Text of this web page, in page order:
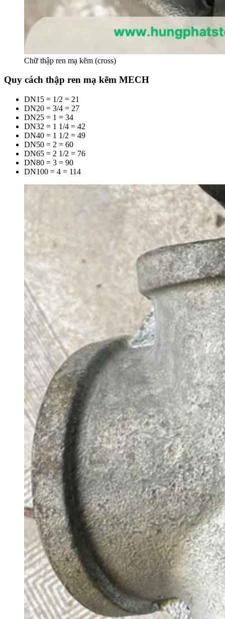
Chữ thập ren mạ kẽm (cross)
Quy cách thập ren mạ kẽm MECH
DN15 = 1/2 = 21
DN20 = 3/4 = 27
DN25 = 1 = 34
DN32 = 1 1/4 = 42
DN40 = 1 1/2 = 49
DN50 = 2 = 60
DN65 = 2 1/2 = 76
DN80 = 3 = 90
DN100 = 4 = 114